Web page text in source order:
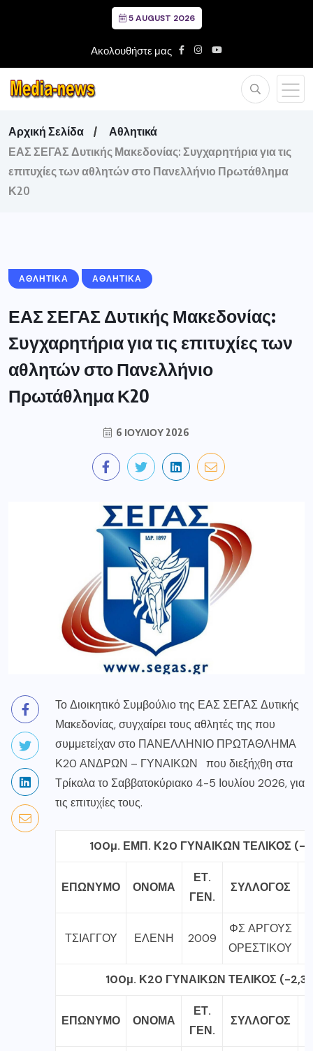
5 AUGUST 2026
Ακολουθήστε μας
Αρχική Σελίδα
Αθλητικά
ΕΑΣ ΣΕΓΑΣ Δυτικής Μακεδονίας: Συγχαρητήρια για τις
επιτυχίες των αθλητών στο Πανελλήνιο Πρωτάθλημα
Κ20
ΑΘΛΗΤΙΚΆ ΑΘΛΗΤΙΚΑ
ΕΑΣ ΣΕΓΑΣ Δυτικής Μακεδονίας:
Συγχαρητήρια για τις επιτυχίες των
αθλητών στο Πανελλήνιο
Πρωτάθλημα Κ20
6 ΙΟΥΛΊΟΥ 2026
Το Διοικητικό Συμβούλιο της ΕΑΣ ΣΕΓΑΣ Δυτικής
Μακεδονίας, συγχαίρει τους αθλητές της που
συμμετείχαν στο ΠΑΝΕΛΛΗΝΙΟ ΠΡΩΤΑΘΛΗΜΑ
Κ20 ΑΝΔΡΩΝ – ΓΥΝΑΙΚΩΝ που διεξήχθη στα
Τρίκαλα το Σαββατοκύριακο 4-5 Ιουλίου 2026, για
τις επιτυχίες τους.
100μ. ΕΜΠ. Κ20 ΓΥΝΑΙΚΩΝ ΤΕΛΙΚΟΣ (-
ΕΠΩΝΥΜΟ ΟΝΟΜΑ
ΕΤ.
ΓΕΝ.
ΣΥΛΛΟΓΟΣ
ΤΣΙΑΓΓΟΥ ΕΛΕΝΗ 2009
ΦΣ ΑΡΓΟΥΣ
ΟΡΕΣΤΙΚΟΥ
100μ. Κ20 ΓΥΝΑΙΚΩΝ ΤΕΛΙΚΟΣ (-2,3)
ΕΠΩΝΥΜΟ ΟΝΟΜΑ
ΕΤ.
ΓΕΝ.
ΣΥΛΛΟΓΟΣ